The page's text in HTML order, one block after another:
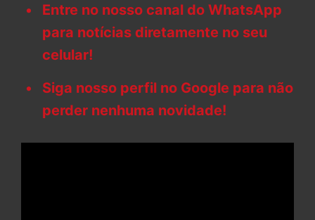
Entre no nosso canal do WhatsApp
para notícias diretamente no seu
celular!
Siga nosso perfil no Google para não
perder nenhuma novidade!